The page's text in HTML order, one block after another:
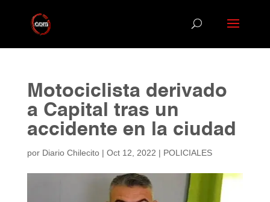
Motociclista derivado
a Capital tras un
accidente en la ciudad
por Diario Chilecito| Oct 12, 2022 | POLICIALES